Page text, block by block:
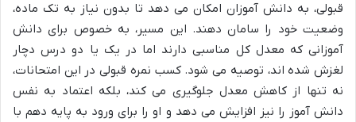
قبولی، به دانش آموزان امکان می دهد تا بدون نیاز به تک ماده،
وضعیت خود را سامان دهند. این مسیر، به خصوص برای دانش
آموزانی که معدل کل مناسبی دارند اما در یک یا دو درس دچار
لغزش شده اند، توصیه می شود. کسب نمره قبولی در این امتحانات،
نه تنها از کاهش معدل جلوگیری می کند، بلکه اعتماد به نفس
دانش آموز را نیز افزایش می دهد و او را برای ورود به پایه دهم با